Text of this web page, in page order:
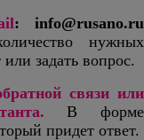
:info@rusano.ru
нужных
задать вопрос.
связи или
В форме
придет ответ.